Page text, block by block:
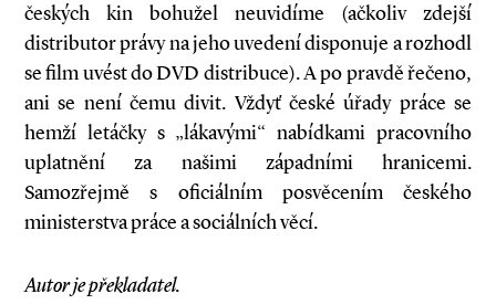
českých kin bohužel neuvidíme (ačkoliv zdejší
distributor právy na jeho uvedení disponuje a rozhodl
se film uvést do DVD distribuce). A po pravdě řečeno,
ani se není čemu divit. Vždyť české úřady práce se
hemží letáčky s „lákavými“ nabídkami pracovního
uplatnění za našimi západními hranicemi.
Samozřejmě s oficiálním posvěcením českého
ministerstva práce a sociálních věcí.
Autor je překladatel.